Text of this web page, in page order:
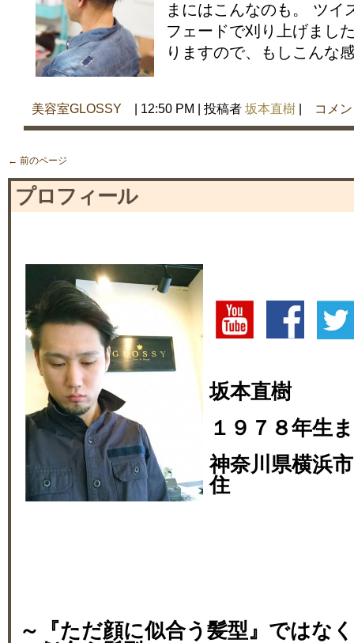
まにはこんなのも。 ツイ
フェードで刈り上げまし
りますので、もしこんな
美容室GLOSSY | 12:50 PM | 投稿者 坂本直樹 | コメ
← 前のページ
プロフィール
坂本直樹
１９７８年生
神奈川県横浜
住
～『ただ顔に似合う髪型』ではな